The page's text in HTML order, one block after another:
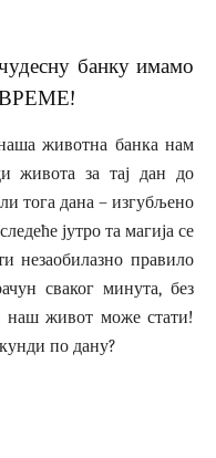
банку имамо
ВРЕМЕ!
животна банка нам
живота за тај дан до
тога дана – изгубљено
јутро та магија се
незаобилазно правило
сваког минута, без
наш живот може стати!
по дану?